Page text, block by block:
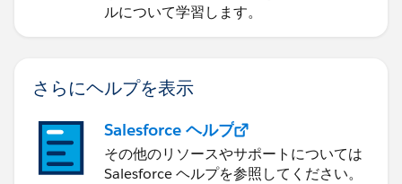
ルについて学習します。
さらにヘルプを表示
Salesforce ヘルプ
その他のリソースやサポートについては
Salesforce ヘルプを参照してください。